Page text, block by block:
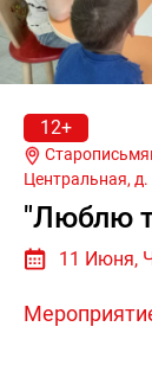
12+
Центральная, д.
"Люблю
11 Июня,